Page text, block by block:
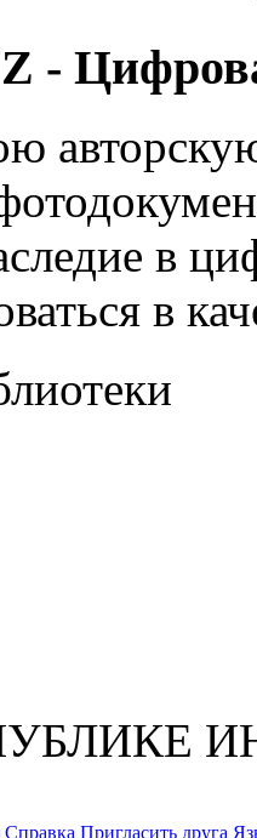
в
в
Справка Пригласить друга